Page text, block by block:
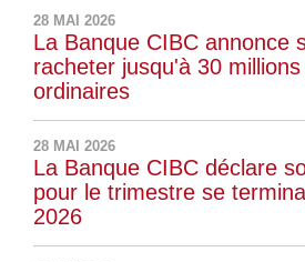
28 MAI 2026
La Banque CIBC annonce
racheter jusqu'à 30
ordinaires
28 MAI 2026
La Banque CIBC déclare
pour le trimestre se
2026